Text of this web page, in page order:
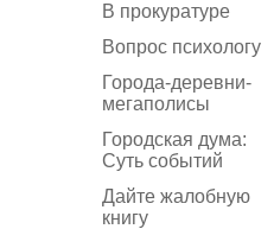
В прокуратуре
Вопрос психологу
Города-деревни-
мегаполисы
Городская дума:
Суть событий
Дайте жалобную
книгу